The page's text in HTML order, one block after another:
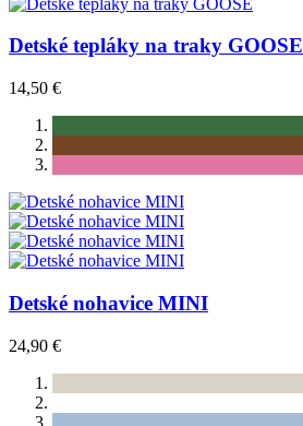
Detské tepláky na traky GOOSE
14,50 €
Detské nohavice MINI
24,90 €